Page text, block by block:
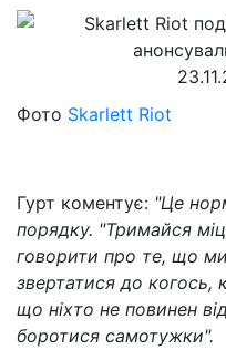
Фото Skarlett Riot
Гурт коментує: "Це
порядку. "Тримайся
говорити про те, що ми
звертатися до когось,
що ніхто не повинен
боротися самотужки".